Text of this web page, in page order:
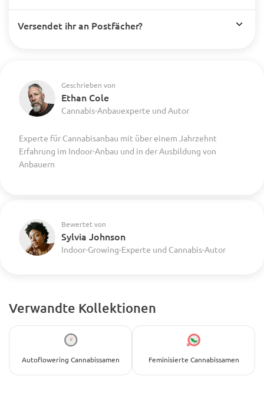
Versendet ihr an Postfächer?
Geschrieben von
Ethan Cole
Cannabis-Anbauexperte und Autor
Experte für Cannabisanbau mit über einem Jahrzehnt
Erfahrung im Indoor-Anbau und in der Ausbildung von
Anbauern
Bewertet von
Sylvia Johnson
Indoor-Growing-Experte und Cannabis-Autor
Verwandte Kollektionen
Autoflowering Cannabissamen Feminisierte Cannabissamen